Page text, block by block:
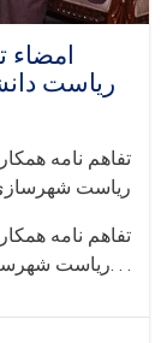
ریاست
تفاهم نامه
ریاست
تفاهم نامه
ریاست شهرسازی و اراضی ولایت. . .